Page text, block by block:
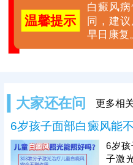
温馨提示
白癜风
同，建
早日康复
大家还在问 更多相
6岁孩子面部白癜风能
6岁
子激